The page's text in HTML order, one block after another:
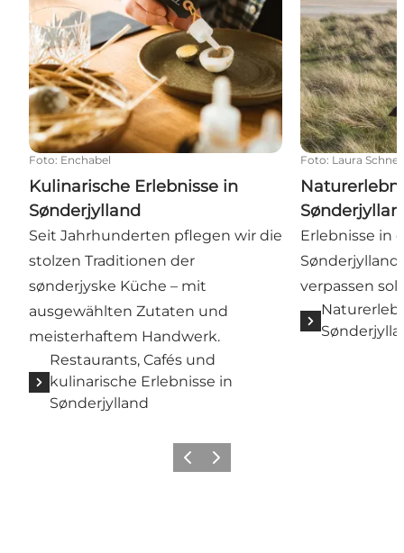
Foto: Enchabel
Kulinarische Erlebnisse in
Sønderjylland
Seit Jahrhunderten pflegen wir die
stolzen Traditionen der
sønderjyske Küche – mit
ausgewählten Zutaten und
meisterhaftem Handwerk.
Restaurants, Cafés und
kulinarische Erlebnisse in
Sønderjylland
Foto: Laura
Erlebnisse in
verpassen
ZurückWeiter